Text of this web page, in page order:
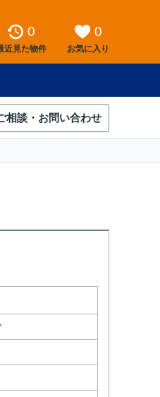
0
近見た物件
0
お気に入り
相談・お問い合わせ